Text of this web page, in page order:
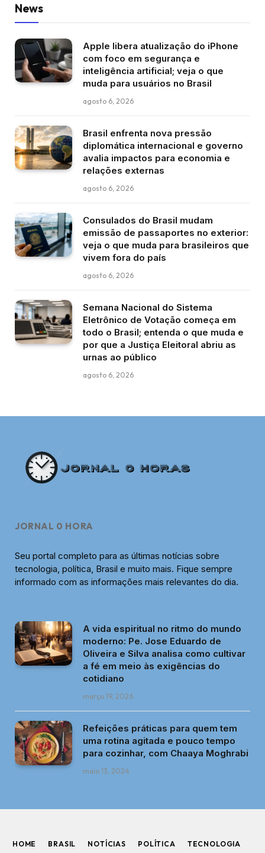
News
Apple libera atualização do iPhone
com foco em segurança e
inteligência artificial; veja o que
muda para usuários no Brasil
agosto 6, 2026
Brasil enfrenta nova pressão
diplomática internacional e governo
avalia impactos para economia e
relações externas
agosto 6, 2026
Consulados do Brasil mudam
emissão de passaportes no exterior:
veja o que muda para brasileiros que
vivem fora do país
agosto 6, 2026
Semana Nacional do Sistema
Eletrônico de Votação começa em
todo o Brasil; entenda o que muda e
por que a Justiça Eleitoral abriu as
urnas ao público
agosto 6, 2026
JORNAL 0 HORA
Seu portal completo para as últimas notícias sobre
tecnologia, política, Brasil e muito mais. Fique sempre
informado com as informações mais relevantes do dia.
A vida espiritual no ritmo do mundo
moderno: Pe. Jose Eduardo de
Oliveira e Silva analisa como cultivar
a fé em meio às exigências do
cotidiano
março 19, 2026
Refeições práticas para quem tem
uma rotina agitada e pouco tempo
para cozinhar, com Chaaya Moghrabi
maio 13, 2024
HOME BRASIL NOTÍCIAS POLÍTICA TECNOLOGIA